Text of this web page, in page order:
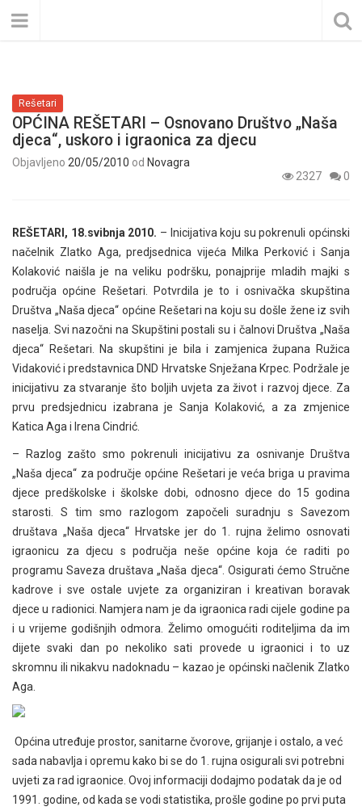
Rešetari
OPĆINA REŠETARI – Osnovano Društvo „Naša
djeca“, uskoro i igraonica za djecu
Objavljeno 20/05/2010 od Novagra
2327
0
REŠETARI, 18.svibnja 2010. – Inicijativa koju su pokrenuli općinski
načelnik Zlatko Aga, predjsednica vijeća Milka Perković i Sanja
Kolaković naišla je na veliku podršku, ponajprije mladih majki s
područja općine Rešetari. Potvrdila je to i osnivačka skupština
Društva „Naša djeca“ općine Rešetari na koju su došle žene iz svih
naselja. Svi nazočni na Skupštini postali su i čalnovi Društva „Naša
djeca“ Rešetari. Na skupštini je bila i zamjenica župana Ružica
Vidaković i predstavnica DND Hrvatske Snježana Krpec. Podržale je
inicijativu za stvaranje što boljih uvjeta za život i razvoj djece. Za
prvu predsjednicu izabrana je Sanja Kolaković, a za zmjenice
Katica Aga i Irena Cindrić.
– Razlog zašto smo pokrenuli inicijativu za osnivanje Društva
„Naša djeca“ za područje općine Rešetari je veća briga u pravima
djece predškolske i školske dobi, odnosno djece do 15 godina
starosti. S tim smo razlogom započeli suradnju s Savezom
društava „Naša djeca“ Hrvatske jer do 1. rujna želimo osnovati
igraonicu za djecu s područja neše općine koja će raditi po
programu Saveza društava „Naša djeca“. Osigurati ćemo Stručne
kadrove i sve ostale uvjete za organiziran i kreativan boravak
djece u radionici. Namjera nam je da igraonica radi cijele godine pa
i u vrijeme godišnjih odmora. Želimo omogućiti roditeljima da im
dijete svaki dan po nekoliko sati provede u igraonici i to uz
skromnu ili nikakvu nadoknadu – kazao je općinski načlenik Zlatko
Aga.
Općina utređuje prostor, sanitarne čvorove, grijanje i ostalo, a već
sada nabavlja i opremu kako bi se do 1. rujna osigurali svi potrebni
uvjeti za rad igraonice. Ovoj informaciji dodajmo podatak da je od
1991. godine, od kada se vodi statistika, prošle godine po prvi puta